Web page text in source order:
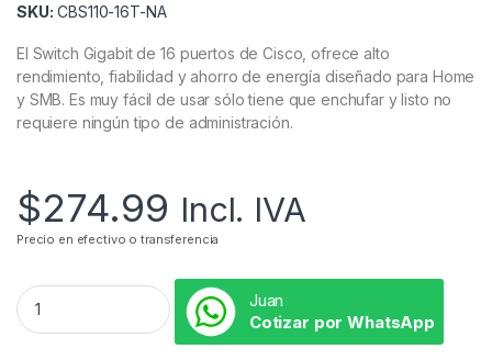
SKU: CBS110-16T-NA
El Switch Gigabit de 16 puertos de Cisco, ofrece alto
rendimiento, fiabilidad y ahorro de energía diseñado para Home
y SMB. Es muy fácil de usar sólo tiene que enchufar y listo no
requiere ningún tipo de administración.
$274.99 Incl. IVA
Precio en efectivo o transferencia
Juan
Cotizar por WhatsApp